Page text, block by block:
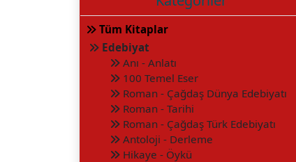
Tüm Kitaplar
Edebiyat
Anı - Anlatı
100 Temel Eser
Roman - Çağdaş Dünya Edebiyatı
Roman - Tarihi
Roman - Çağdaş Türk Edebiyatı
Antoloji - Derleme
Hikaye - Öykü